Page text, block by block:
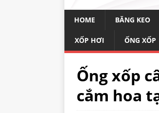
HOME BĂNG KEO
XỐP HƠI ỐNG XỐP
Ống xốp
cắm hoa